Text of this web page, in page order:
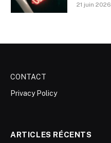
21 juin 2026
CONTACT
Privacy Policy
ARTICLES RÉCENTS